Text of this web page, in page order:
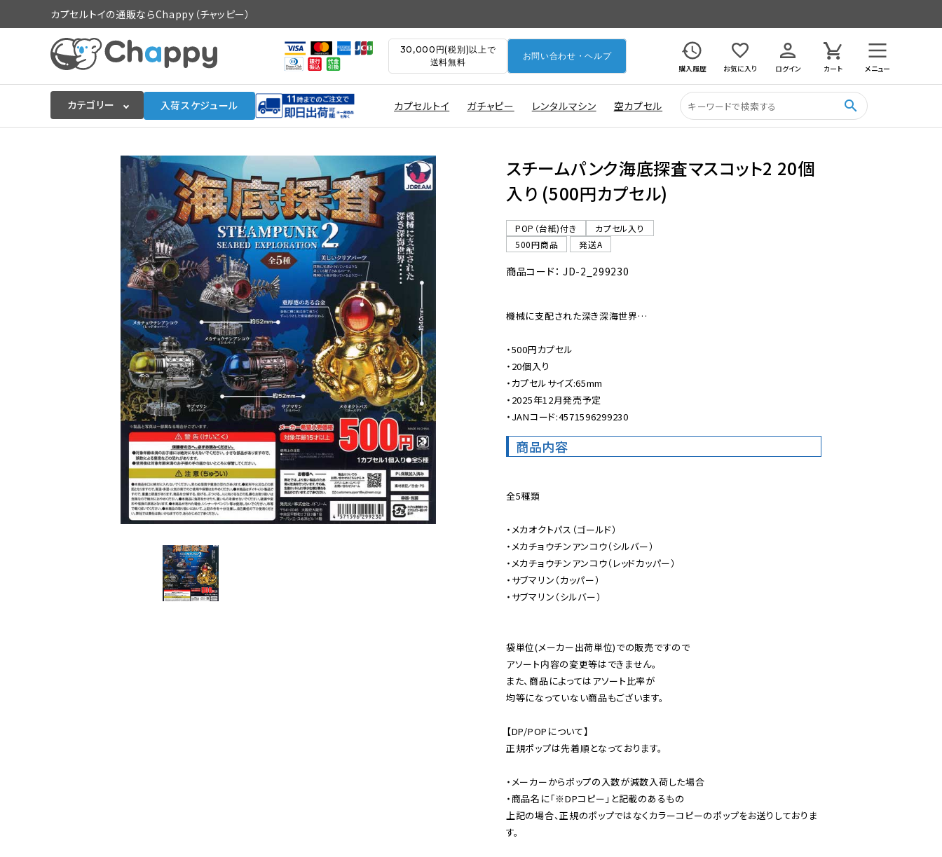
カプセルトイの通販ならChappy（チャッピー）
30,000円(税別)以上で
送料無料
お問い合わせ・ヘルプ
購入履歴
お気に入り ログイン カート メニュー
カテゴリー 入荷スケジュール カプセルトイ ガチャピー レンタルマシン 空カプセル search
入荷スケジュールをチェック
カプセルトイマシン本体
販促用空カプセル
景品・玩具・文具
販促用カプセルトイ
よくあるご質問
ご利用ガイド
06-6282-7659
スチームパンク海底探査マスコット2 20個
入り (500円カプセル)
POP（台紙)付き
カプセル入り
500円商品
発送A
商品コード： JD-2_299230
機械に支配された深き深海世界…
・500円カプセル
・20個入り
・カプセルサイズ:65mm
・2025年12月発売予定
・JANコード:4571596299230
商品内容
全5種類
・メカオクトパス（ゴールド）
・メカチョウチンアンコウ（シルバー）
・メカチョウチンアンコウ（レッドカッパー）
・サブマリン（カッパー）
・サブマリン（シルバー）
袋単位(メーカー出荷単位)での販売ですので
アソート内容の変更等はできません。
また、商品によってはアソート比率が
均等になっていない商品もございます。
【DP/POPについて】
正規ポップは先着順となっております。
・メーカーからポップの入数が減数入荷した場合
・商品名に「※DPコピー」と記載のあるもの
上記の場合、正規のポップではなくカラーコピーのポップをお送りしておりま
す。